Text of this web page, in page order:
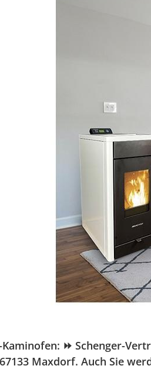
⏩ Schenger-
Maxdorf. Auch Sie